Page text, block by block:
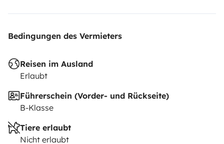
Bedingungen des Vermieters
Reisen im Ausland
Erlaubt
Führerschein (Vorder- und Rückseite)
B-Klasse
Tiere erlaubt
Nicht erlaubt